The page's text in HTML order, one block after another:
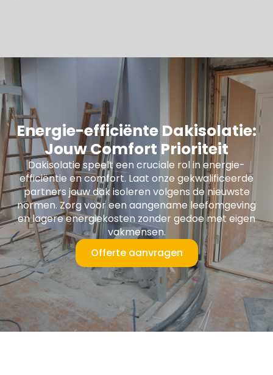
Energie-efficiënte Dakisolatie:
Jouw Comfort Prioriteit
Dakisolatie speelt een cruciale rol in energie-
efficiëntie en comfort. Laat onze gekwalificeerde
partners jouw dak isoleren volgens de nieuwste
normen. Zorg voor een aangename leefomgeving
en lagere energiekosten zonder gedoe met eigen
vakmensen.
Offerte aanvragen